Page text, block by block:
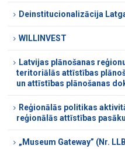
Deinstitucionalizācija
WILLINVEST
Latvijas plānošanas
teritoriālās attīstības
un attīstības plānošanas
Reģionālās politikas
reģionālās attīstības
„Museum Gateway” (Nr.